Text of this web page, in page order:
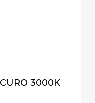
3000K